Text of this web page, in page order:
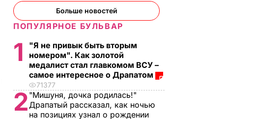
Больше новостей
ПОПУЛЯРНОЕ БУЛЬВАР
1
"Я не привык быть вторым
номером". Как золотой
медалист стал главкомом ВСУ –
самое интересное о Драпатом
71377
2 "Мишуня, дочка родилась!"
Драпатый рассказал, как ночью
на позициях узнал о рождении